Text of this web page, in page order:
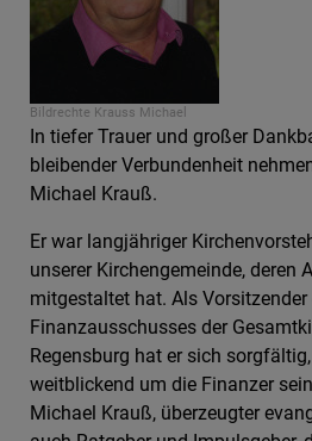
Bildrechte Krauss Michael
In tiefer Trauer und großer
bleibender Verbundenheit
Michael Krauß.
Er war langjähriger
unserer Kirchengemeinde, deren
mitgestaltet hat. Als Vorsitzender
Finanzausschusses der
Regensburg hat er sich
weitblickend um die Finanzer
Michael Krauß, überzeugter